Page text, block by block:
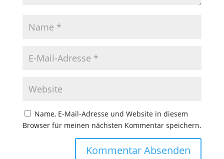
Name, E-Mail-Adresse und Website in diesem
Browser für meinen nächsten Kommentar speichern.